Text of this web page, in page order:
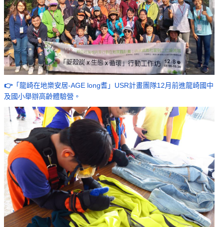
👉「龍崎在地樂安居-AGE long耆」USR計畫團隊12月前進龍崎國中
及國小舉辦高齡體驗營。